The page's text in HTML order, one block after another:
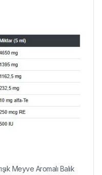
Meyve Aromalı Balık